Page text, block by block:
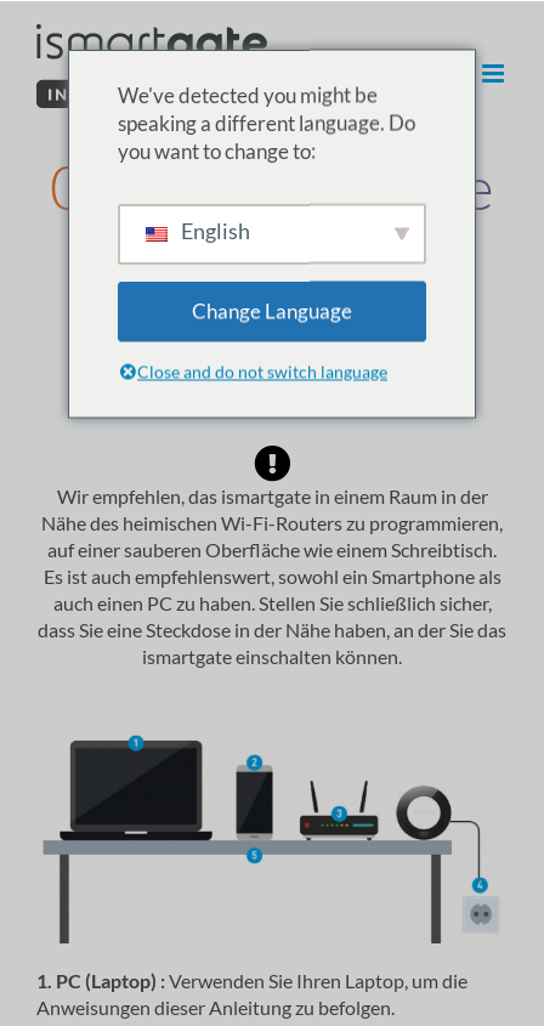
Inhalt
springen
02. ISG PRO/Lite
Installation von
Android
Wir empfehlen, das ismartgate in einem Raum in der
Nähe des heimischen Wi-Fi-Routers zu programmieren,
auf einer sauberen Oberfläche wie einem Schreibtisch.
Es ist auch empfehlenswert, sowohl ein Smartphone als
auch einen PC zu haben. Stellen Sie schließlich sicher,
dass Sie eine Steckdose in der Nähe haben, an der Sie das
ismartgate einschalten können.
1. PC (Laptop) :Verwenden Sie Ihren Laptop, um die
Anweisungen dieser Anleitung zu befolgen.
We've detected you might be
speaking a different language. Do
you want to change to:
English
Change Language
Close and do not switch language